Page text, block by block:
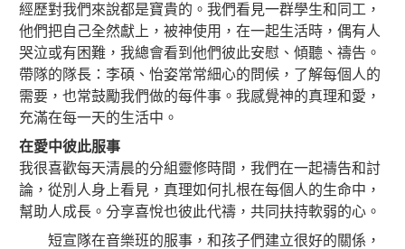
經歷對我們來說都是寶貴的。我們看見一群學生和同工，
他們把自己全然獻上，被神使用，在一起生活時，偶有人
哭泣或有困難，我總會看到他們彼此安慰、傾聽、禱告。
帶隊的隊長：李碩、怡姿常常細心的問候，了解每個人的
需要，也常鼓勵我們做的每件事。我感覺神的真理和愛，
充滿在每一天的生活中。
在愛中彼此服事
我很喜歡每天清晨的分組靈修時間，我們在一起禱告和討
論，從別人身上看見，真理如何扎根在每個人的生命中，
幫助人成長。分享喜悅也彼此代禱，共同扶持軟弱的心。
短宣隊在音樂班的服事，和孩子們建立很好的關係，